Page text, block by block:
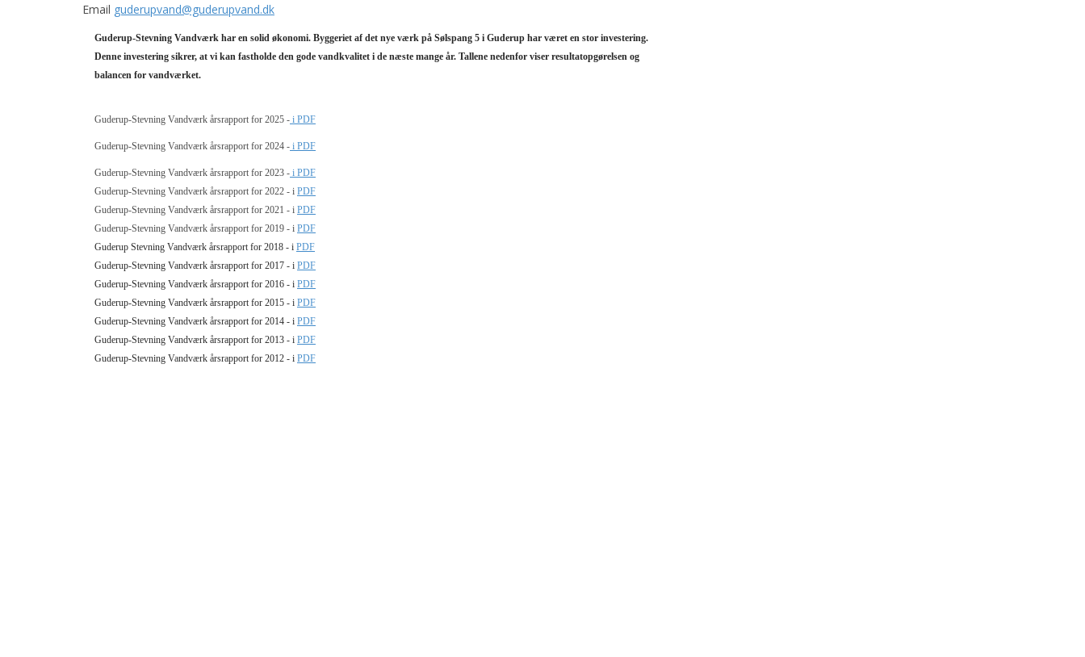
Email guderupvand@guderupvand.dk
Guderup-Stevning Vandværk har en solid økonomi. Byggeriet af det nye værk på Sølspang 5 i Guderup har været en stor investering.
Denne investering sikrer, at vi kan fastholde den gode vandkvalitet i de næste mange år. Tallene nedenfor viser resultatopgørelsen og
balancen for vandværket.
Guderup-Stevning Vandværk årsrapport for 2025 - i PDF
Guderup-Stevning Vandværk årsrapport for 2024 - i PDF
Guderup-Stevning Vandværk årsrapport for 2023 - i PDF
Guderup-Stevning Vandværk årsrapport for 2022 - i PDF
Guderup-Stevning Vandværk årsrapport for 2021 - i PDF
Guderup-Stevning Vandværk årsrapport for 2019 - i PDF
Guderup Stevning Vandværk årsrapport for 2018 - i PDF
Guderup-Stevning Vandværk årsrapport for 2017 - i PDF
Guderup-Stevning Vandværk årsrapport for 2016 - i PDF
Guderup-Stevning Vandværk årsrapport for 2015 - i PDF
Guderup-Stevning Vandværk årsrapport for 2014 - i PDF
Guderup-Stevning Vandværk årsrapport for 2013 - i PDF
Guderup-Stevning Vandværk årsrapport for 2012 - i PDF